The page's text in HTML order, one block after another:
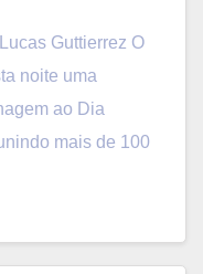
Guttierrez O
noite uma
ao Dia
mais de 100